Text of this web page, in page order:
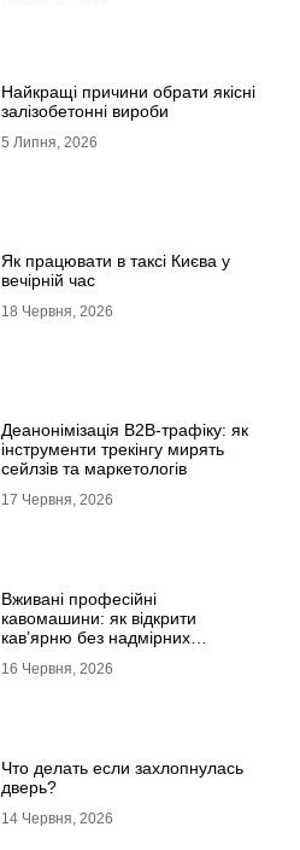
Найкращі причини обрати якісні
залізобетонні вироби
5 Липня, 2026
Як працювати в таксі Києва у
вечірній час
18 Червня, 2026
Деанонімізація B2B-трафіку: як
інструменти трекінгу мирять
сейлзів та маркетологів
17 Червня, 2026
Вживані професійні
кавомашини: як відкрити
кав’ярню без надмірних
16 Червня, 2026
Что делать если захлопнулась
дверь?
14 Червня, 2026